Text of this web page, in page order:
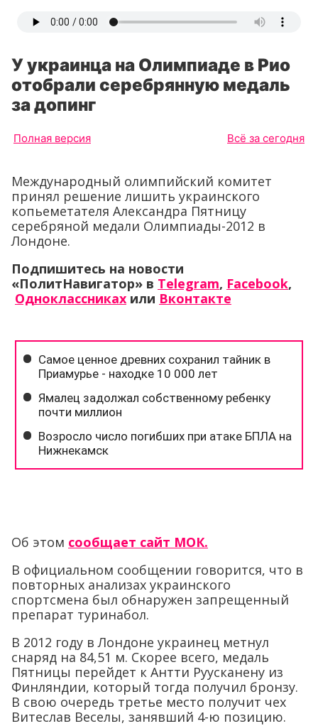
У украинца на Олимпиаде в Рио
отобрали серебрянную медаль
за допинг
Полная версия Всё за сегодня
Международный олимпийский комитет
принял решение лишить украинского
копьеметателя Александра Пятницу
серебряной медали Олимпиады-2012 в
Лондоне.
Подпишитесь на новости
«ПолитНавигатор» в Telegram, Facebook,
Одноклассниках или Вконтакте
Об этом сообщает сайт МОК.
В официальном сообщении говорится, что в
повторных анализах украинского
спортсмена был обнаружен запрещенный
препарат туринабол.
В 2012 году в Лондоне украинец метнул
снаряд на 84,51 м. Скорее всего, медаль
Пятницы перейдет к Антти Руусканену из
Финляндии, который тогда получил бронзу.
В свою очередь третье место получит чех
Витеслав Веселы, занявший 4-ю позицию.